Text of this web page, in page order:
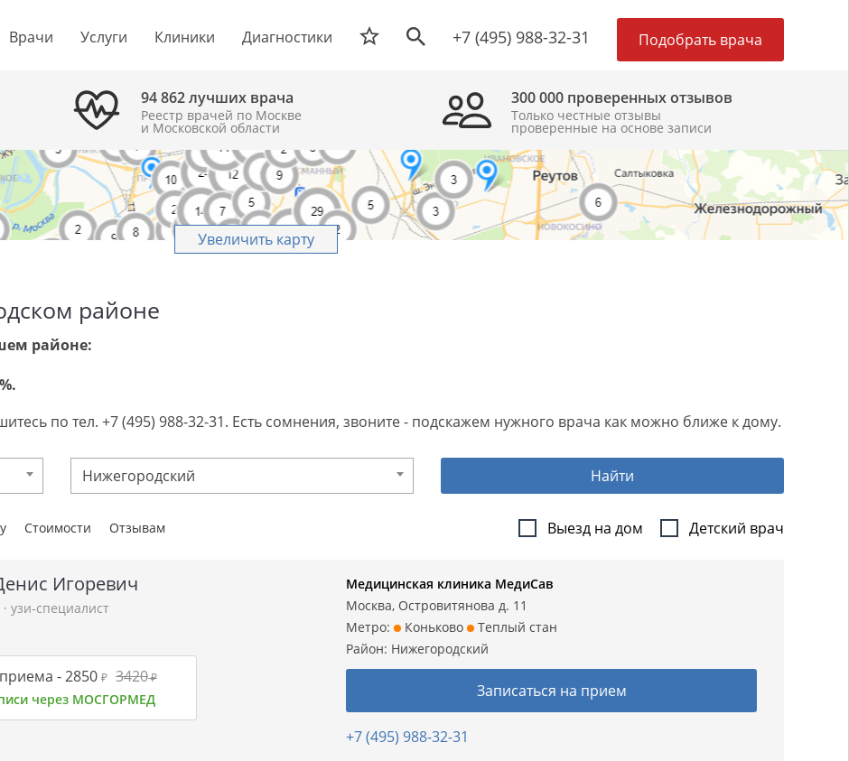
Врачи Услуги Клиники Диагностики +7 (495) 988-32-31 Подобрать врача
94 862 лучших врача
Реестр врачей по Москве
и Московской области
300 000 проверенных отзывов
Только честные отзывы
проверенные на основе записи
Увеличить карту
районе
районе:
по тел. +7 (495) 988-32-31. Есть сомнения, звоните - подскажем нужного врача как можно ближе к дому.
Нижегородский Найти
Выезд на дом Детский врач
Стоимости Отзывам
Игоревич
· узи-специалист
-2850 ₽ 3420₽
через МОСГОРМЕД
Медицинская клиника МедиСав
Москва, Островитянова д. 11
Метро:
Коньково
Теплый стан
Район: Нижегородский
Записаться на прием
+7 (495) 988-32-31